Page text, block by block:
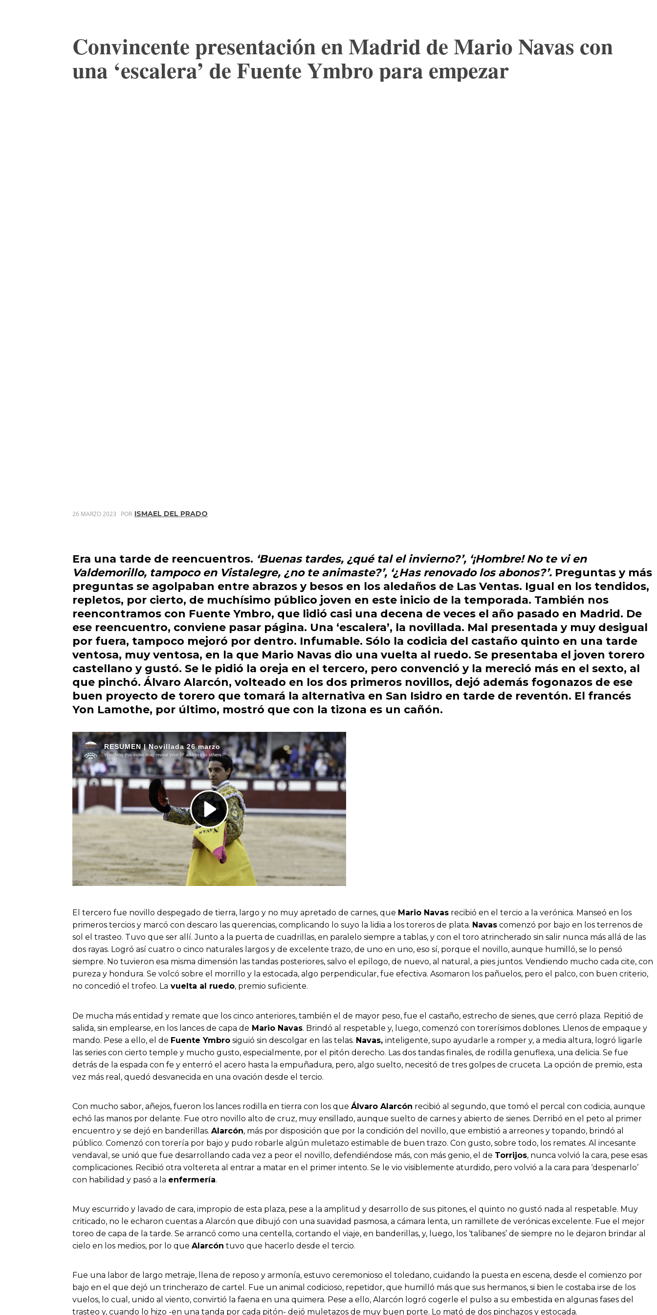
Convincente presentación en Madrid de Mario Navas con
una ‘escalera’ de Fuente Ymbro para empezar
26 MARZO 2023 POR ISMAEL DEL PRADO
Era una tarde de reencuentros. ‘Buenas tardes, ¿qué tal el invierno?’, ‘¡Hombre! No te vi en
Valdemorillo, tampoco en Vistalegre, ¿no te animaste?’, ‘¿Has renovado los abonos?’. Preguntas y más
preguntas se agolpaban entre abrazos y besos en los aledaños de Las Ventas. Igual en los tendidos,
repletos, por cierto, de muchísimo público joven en este inicio de la temporada. También nos
reencontramos con Fuente Ymbro, que lidió casi una decena de veces el año pasado en Madrid. De
ese reencuentro, conviene pasar página. Una ‘escalera’, la novillada. Mal presentada y muy desigual
por fuera, tampoco mejoró por dentro. Infumable. Sólo la codicia del castaño quinto en una tarde
ventosa, muy ventosa, en la que Mario Navas dio una vuelta al ruedo. Se presentaba el joven torero
castellano y gustó. Se le pidió la oreja en el tercero, pero convenció y la mereció más en el sexto, al
que pinchó. Álvaro Alarcón, volteado en los dos primeros novillos, dejó además fogonazos de ese
buen proyecto de torero que tomará la alternativa en San Isidro en tarde de reventón. El francés
Yon Lamothe, por último, mostró que con la tizona es un cañón.
El tercero fue novillo despegado de tierra, largo y no muy apretado de carnes, que Mario Navas recibió en el tercio a la verónica. Manseó en los
primeros tercios y marcó con descaro las querencias, complicando lo suyo la lidia a los toreros de plata. Navas comenzó por bajo en los terrenos de
sol el trasteo. Tuvo que ser allí. Junto a la puerta de cuadrillas, en paralelo siempre a tablas, y con el toro atrincherado sin salir nunca más allá de las
dos rayas. Logró así cuatro o cinco naturales largos y de excelente trazo, de uno en uno, eso sí, porque el novillo, aunque humilló, se lo pensó
siempre. No tuvieron esa misma dimensión las tandas posteriores, salvo el epílogo, de nuevo, al natural, a pies juntos. Vendiendo mucho cada cite, con
pureza y hondura. Se volcó sobre el morrillo y la estocada, algo perpendicular, fue efectiva. Asomaron los pañuelos, pero el palco, con buen criterio,
no concedió el trofeo. La vuelta al ruedo, premio suficiente.
De mucha más entidad y remate que los cinco anteriores, también el de mayor peso, fue el castaño, estrecho de sienes, que cerró plaza. Repitió de
salida, sin emplearse, en los lances de capa de Mario Navas. Brindó al respetable y, luego, comenzó con torerísimos doblones. Llenos de empaque y
mando. Pese a ello, el de Fuente Ymbro siguió sin descolgar en las telas. Navas, inteligente, supo ayudarle a romper y, a media altura, logró ligarle
las series con cierto temple y mucho gusto, especialmente, por el pitón derecho. Las dos tandas finales, de rodilla genuflexa, una delicia. Se fue
detrás de la espada con fe y enterró el acero hasta la empuñadura, pero, algo suelto, necesitó de tres golpes de cruceta. La opción de premio, esta
vez más real, quedó desvanecida en una ovación desde el tercio.
Con mucho sabor, añejos, fueron los lances rodilla en tierra con los que Álvaro Alarcón recibió al segundo, que tomó el percal con codicia, aunque
echó las manos por delante. Fue otro novillo alto de cruz, muy ensillado, aunque suelto de carnes y abierto de sienes. Derribó en el peto al primer
encuentro y se dejó en banderillas. Alarcón, más por disposición que por la condición del novillo, que embistió a arreones y topando, brindó al
público. Comenzó con torería por bajo y pudo robarle algún muletazo estimable de buen trazo. Con gusto, sobre todo, los remates. Al incesante
vendaval, se unió que fue desarrollando cada vez a peor el novillo, defendiéndose más, con más genio, el de Torrijos, nunca volvió la cara, pese esas
complicaciones. Recibió otra voltereta al entrar a matar en el primer intento. Se le vio visiblemente aturdido, pero volvió a la cara para ‘despenarlo’
con habilidad y pasó a la enfermería.
Muy escurrido y lavado de cara, impropio de esta plaza, pese a la amplitud y desarrollo de sus pitones, el quinto no gustó nada al respetable. Muy
criticado, no le echaron cuentas a Alarcón que dibujó con una suavidad pasmosa, a cámara lenta, un ramillete de verónicas excelente. Fue el mejor
toreo de capa de la tarde. Se arrancó como una centella, cortando el viaje, en banderillas, y, luego, los ‘talibanes’ de siempre no le dejaron brindar al
cielo en los medios, por lo que Alarcón tuvo que hacerlo desde el tercio.
Fue una labor de largo metraje, llena de reposo y armonía, estuvo ceremonioso el toledano, cuidando la puesta en escena, desde el comienzo por
bajo en el que dejó un trincherazo de cartel. Fue un animal codicioso, repetidor, que humilló más que sus hermanos, si bien le costaba irse de los
vuelos, lo cual, unido al viento, convirtió la faena en una quimera. Pese a ello, Alarcón logró cogerle el pulso a su embestida en algunas fases del
trasteo y, cuando lo hizo -en una tanda por cada pitón- dejó muletazos de muy buen porte. Lo mató de dos pinchazos y estocada.